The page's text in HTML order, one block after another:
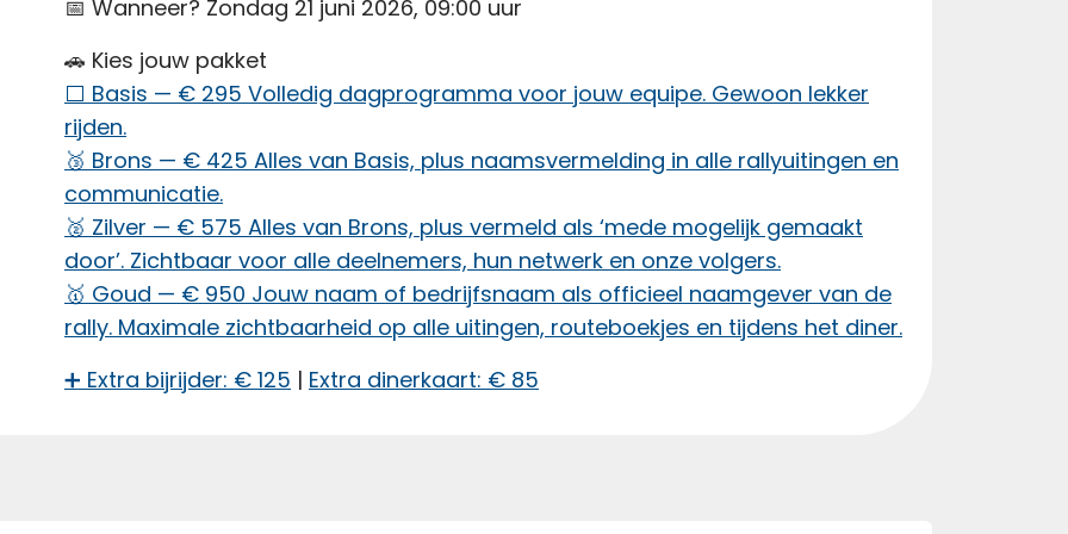
📅 Wanneer? Zondag 21 juni 2026, 09:00 uur
🚗 Kies jouw pakket
⬜ Basis — € 295 Volledig dagprogramma voor jouw equipe. Gewoon lekker
rijden.
🥉 Brons — € 425 Alles van Basis, plus naamsvermelding in alle rallyuitingen en
communicatie.
🥈 Zilver — € 575 Alles van Brons, plus vermeld als ‘mede mogelijk gemaakt
door’. Zichtbaar voor alle deelnemers, hun netwerk en onze volgers.
🥇 Goud — € 950 Jouw naam of bedrijfsnaam als officieel naamgever van de
rally. Maximale zichtbaarheid op alle uitingen, routeboekjes en tijdens het diner.
➕ Extra bijrijder: € 125 | Extra dinerkaart: € 85